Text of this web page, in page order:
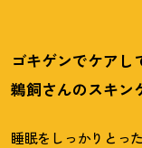
ゴキゲンでケアし
鵜飼さんのスキン
睡眠をしっかりとっ